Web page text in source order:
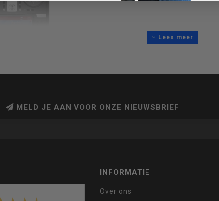
Lees meer
MELD JE AAN VOOR ONZE NIEUWSBRIEF
INFORMATIE
Over ons